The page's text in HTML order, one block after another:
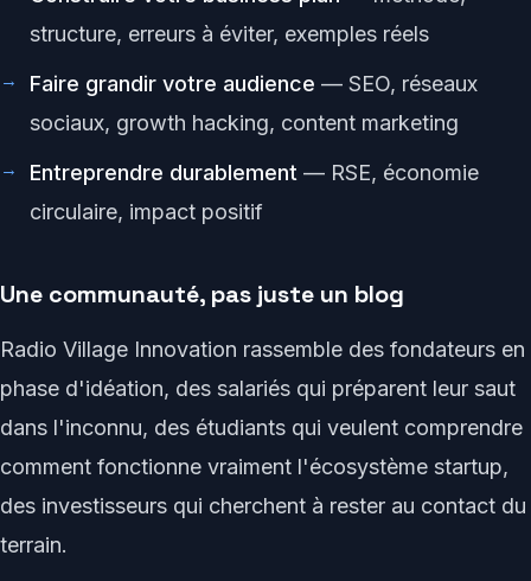
structure, erreurs à éviter, exemples réels
Faire grandir votre audience — SEO, réseaux
sociaux, growth hacking, content marketing
Entreprendre durablement — RSE, économie
circulaire, impact positif
Une communauté, pas juste un blog
Radio Village Innovation rassemble des fondateurs en
phase d'idéation, des salariés qui préparent leur saut
dans l'inconnu, des étudiants qui veulent comprendre
comment fonctionne vraiment l'écosystème startup,
des investisseurs qui cherchent à rester au contact du
terrain.